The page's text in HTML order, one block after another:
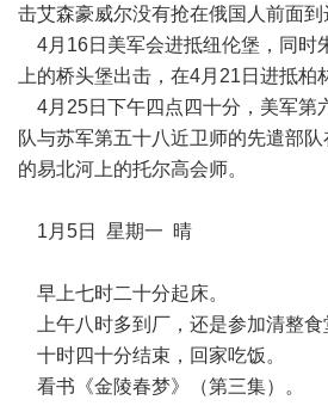
击艾森豪威尔没有抢在俄国人前面到
4月16日美军会进抵纽伦堡，同时
上的桥头堡出击，在4月21日进抵柏
4月25日下午四点四十分，美军第
队与苏军第五十八近卫师的先遣部
的易北河上的托尔高会师。
1月5日 星期一 晴
早上七时二十分起床。
上午八时多到厂，还是参加清整食
十时四十分结束，回家吃饭。
看书《金陵春梦》（第三集）。